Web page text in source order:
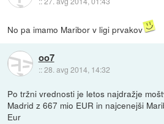
No pa imamo Maribor v ligi prvakov
oo7
::28. avg 2014, 14:32
Po tržni vrednosti je letos najdražje
Madrid z 667 mio EUR in najcenejši
Eur